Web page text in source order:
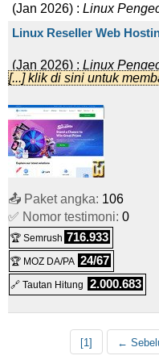
(Jan 2026) : Linux
Linux Reseller Web
(Jan 2026) : Linux
Windows Reseller Web
(Jan 2026) :Windows
Windows Reseller Web
( Jan 2026) :Windows
Windows Reseller Web
(Jan 2026) :Windows
Windows Reseller Web
(Jan 2026 ) :Windows
[...] klik di sini untuk
📤 Paket angka: 106
✅ Nomor testimoni: 0
🏆 Semrush 716.933
🏆 MOZ DA/PA 24/67
🔗 Tautan Hitung 2.000.683
[1] ←